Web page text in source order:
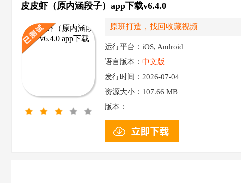
皮皮虾（原内涵段子）app下载v6.4.0
原班打造，找回收藏视频
运行平台：iOS, Android
语言版本： 中文版
发行时间：2026-07-04
资源大小： 107.66 MB
版本：